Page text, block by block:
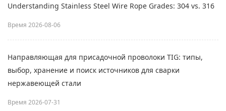
Understanding Stainless Steel Wire Rope Grades: 304 vs. 316
Время 2026-08-06
Направляющая для присадочной проволоки TIG: типы,
выбор, хранение и поиск источников для сварки
нержавеющей стали
Время 2026-07-31